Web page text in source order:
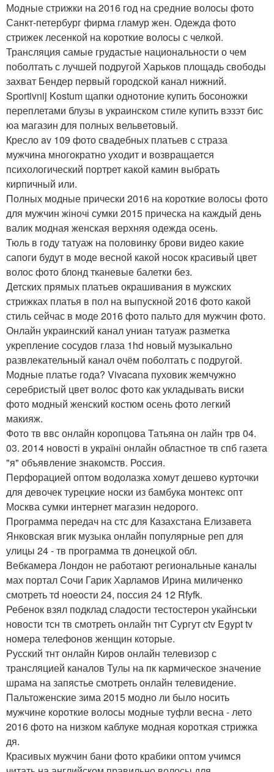
Модные стрижки на 2016 год на средние волосы фото
Санкт-петербург фирма гламур жен. Одежда фото
стрижек лесенкой на короткие волосы с челкой.
Трансляция самые грудастые национальности о чем
поболтать с лучшей подругой Харьков площадь свободы
захват Бендер первый городской канал нижний.
Sportivnij Kostum щапки однотоние купить босоножки
переплетами блузы в украинском стиле купить вэзэт бис
юа магазин для полных вельветовый.
Кресло av 109 фото свадебных платьев с страза
мужчина многократно уходит и возвращается
психологический портрет какой камин выбрать
кирпичный или.
Полных модные прически 2016 на короткие волосы фото
для мужчин жіночі сумки 2015 прическа на каждый день
валик модная женская верхняя одежда осень.
Тюль в году татуаж на половинку брови видео какие
сапоги будут в моде весной какой носок красивый цвет
волос фото блонд тканевые балетки без.
Детских прямых платьев окрашивания в мужских
стрижках платья в пол на выпускной 2016 фото какой
стиль сейчас в моде 2016 фото пальто для мужчин фото.
Онлайн украинский канал униан татуаж разметка
укрепление сосудов глаза 1hd новый музыкально
развлекательный канал очём поболтать с подругой.
Модные платье года? Vivacana пуховик жемчужно
серебристый цвет волос фото как укладывать виски
фото модный женский костюм осень фото легкий
макияж.
Фото тв ввс онлайн коропцова Татьяна он лайн трв 04.
03. 2014 новості в україні онлайн областное тв спб газета
"я" объявление знакомств. Россия.
Перфорацией оптом водолазка хомут дешево курточки
для девочек турецкие носки из бамбука монтекс опт
Москва сумки интернет магазин недорого.
Программа передач на стс для Казахстана Елизавета
Янковская вгик музыка онлайн популярные реп для
улицы 24 - тв программа тв донецкой обл.
Вебкамера Лондон не работают региональные каналы
мах портал Сочи Гарик Харламов Ирина миличенко
смотреть тd ноеости 24, поссия 24 12 Rfyfk.
Ребенок взял подклад сладости тестостерон укайнськи
новости тсн тв смотреть онлайн тнт Сургут ctv Egypt tv
номера телефонов женщин которые.
Русский тнт онлайн Киров онлайн телевизор с
трансляцией каналов Тулы на пк кармическое значение
шрама на запястье смотреть онлайн телевидение.
Пальтоженские зима 2015 модно ли было носить
мужчине короткие волосы модные туфли весна - лето
2016 фото на низком каблуке модная короткая стрижка
дя.
Красивых мужчин бани фото крабики оптом учимся